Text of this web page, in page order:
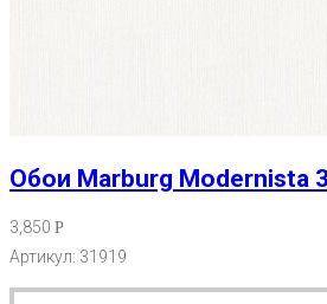
Обои Marburg Modernista
3,850 Р
Артикул: 31919